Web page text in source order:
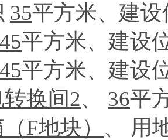
35平方米、建
45平方米、建设
45平方米、建设
换间2、 36平
F地块） 、 用